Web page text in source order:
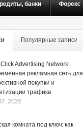
банки Форекс
Популярные записи
Advertising Network:
рекламная сеть для
покупки и
трафика
2026
комната под ключ: как